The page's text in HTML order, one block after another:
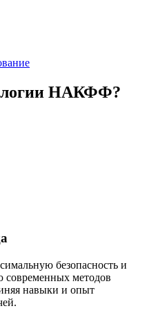
НАКФФ?
безопасность и
методов
навыки и опыт